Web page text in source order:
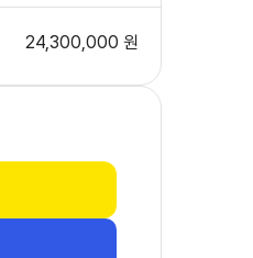
24,300,000 원